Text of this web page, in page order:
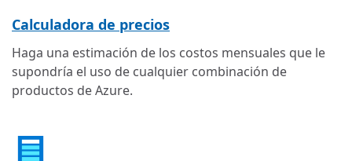
Calculadora de precios
Haga una estimación de los costos mensuales que le
supondría el uso de cualquier combinación de
productos de Azure.